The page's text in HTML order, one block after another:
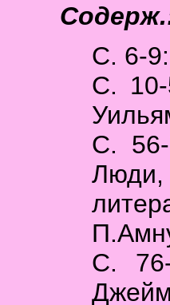
С. 6-9:
С. 10-
С.
С.